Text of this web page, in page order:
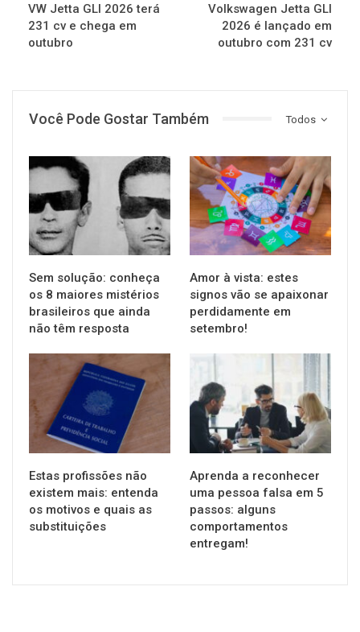
VW Jetta GLI 2026 terá
231 cv e chega em
outubro
Volkswagen Jetta GLI
2026 é lançado em
outubro com 231 cv
Todos
Você Pode Gostar Também
GERAL
Sem solução: conheça
os 8 maiores mistérios
brasileiros que ainda
não têm resposta
GERAL
Amor à vista: estes
signos vão se apaixonar
perdidamente em
setembro!
GERAL
Estas profissões não
existem mais: entenda
os motivos e quais as
substituições
Aprenda a reconhecer
uma pessoa falsa em 5
passos: alguns
comportamentos
entregam!